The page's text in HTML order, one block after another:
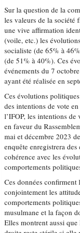
Sur la question de la
les valeurs de la société
une vive affirmation
(voile, etc.) les
socialiste (de 65% à
(de 51% à 40%). Ces
événements du 7
ayant été réalisée en
Ces évolutions
des intentions de vote
l’IFOP, les intentions
en faveur du
mai et décembre 2023
enquête enregistrera
cohérence avec les
comportements
Ces données confirment
conjointement les
comportements
musulmane et la façon
Elles montrent aussi